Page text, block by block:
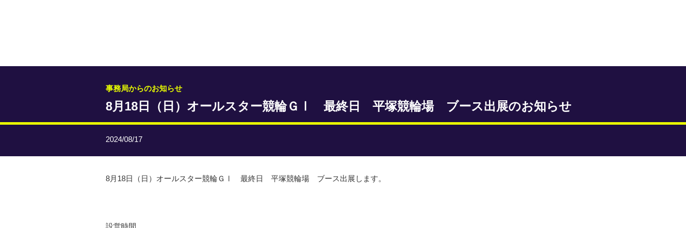
事務局からのお知らせ
8月18日（日）オールスター競輪ＧⅠ 最終日 平塚競輪場 ブース出展のお知らせ
2024/08/17
8月18日（日）オールスター競輪ＧⅠ 最終日 平塚競輪場 ブース出展します。
設営時間